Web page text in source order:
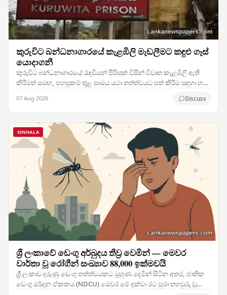
කුරුවිට බන්ධනාගාරයේ කැළඹිලි මැඩලීමට කඳුළු ගෑස්
යොදාගනී
කුරුවිට බන්ධනාගාරයේ රැඳවියන් පිරිසක් විසින් විවෘත කැළඹිලි ඇති
කිරීමත් සමඟ, පහසුකම් තුළ සාමය යථා තත්ත්වයට පත් කිරීම සඳහා හදිසි
07 Aug 2026 Discuss
SINHALA
ශ්‍රී ලංකාවේ ඩෙංගු අර්බුදය තීව්‍ර වෙමින් — මෙවර
වාර්තා වූ රෝගීන් සංඛ්‍යාව 88,000 ඉක්මවයි
ශ්‍රී ලංකාව දරුණු ඩෙංගු තත්ත්වයකට මුහුණ දෙමින් සිටින අතර, ජාතික
ඩෙංගු මර්දන ඒකකය (NDCU) මෙවර මේ දක්වා රට පුරා තහවුරු වූ